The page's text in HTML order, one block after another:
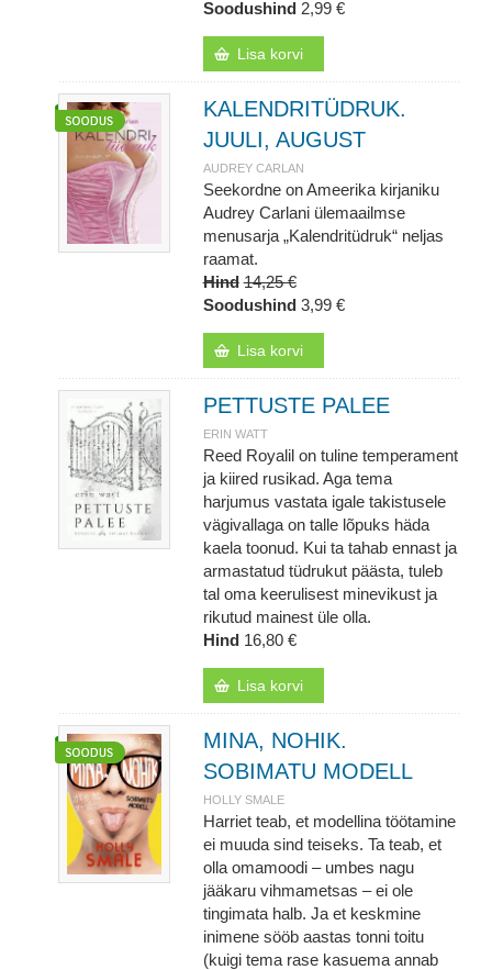
Soodushind 2,99 €
Lisa korvi
KALENDRITÜDRUK.
JUULI, AUGUST
AUDREY CARLAN
Seekordne on Ameerika kirjaniku
Audrey Carlani ülemaailmse
menusarja „Kalendritüdruk“ neljas
raamat.
Hind 14,25 €
Soodushind 3,99 €
Lisa korvi
PETTUSTE PALEE
ERIN WATT
Reed Royalil on tuline temperament
ja kiired rusikad. Aga tema
harjumus vastata igale takistusele
vägivallaga on talle lõpuks häda
kaela toonud. Kui ta tahab ennast ja
armastatud tüdrukut päästa, tuleb
tal oma keerulisest minevikust ja
rikutud mainest üle olla.
Hind 16,80 €
Lisa korvi
MINA, NOHIK.
SOBIMATU MODELL
HOLLY SMALE
Harriet teab, et modellina töötamine
ei muuda sind teiseks. Ta teab, et
olla omamoodi – umbes nagu
jääkaru vihmametsas – ei ole
tingimata halb. Ja et keskmine
inimene sööb aastas tonni toitu
(kuigi tema rase kasuema annab